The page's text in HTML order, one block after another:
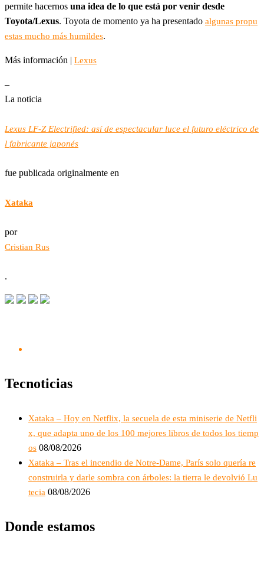
permite hacernos una idea de lo que está por venir desde
Toyota/Lexus. Toyota de momento ya ha presentado algunas propu
estas mucho más humildes.
Más información | Lexus
–
La noticia
Lexus LF-Z Electrified: así de espectacular luce el futuro eléctrico de
l fabricante japonés
fue publicada originalmente en
Xataka
por
Cristian Rus
.
Tecnoticias
Xataka – Hoy en Netflix, la secuela de esta miniserie de Netfli
x, que adapta uno de los 100 mejores libros de todos los tiemp
os 08/08/2026
Xataka – Tras el incendio de Notre-Dame, París solo quería re
construirla y darle sombra con árboles: la tierra le devolvió Lu
tecia 08/08/2026
Donde estamos